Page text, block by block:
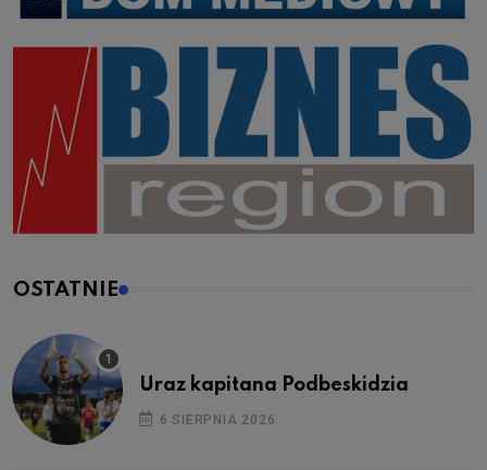
OSTATNIE
Uraz kapitana Podbeskidzia
6 SIERPNIA 2026